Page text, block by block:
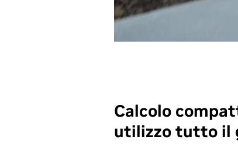
Calcolo
utilizzo tutto il